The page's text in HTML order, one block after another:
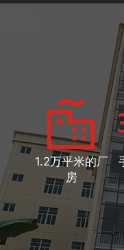
1.2万平米的厂
房